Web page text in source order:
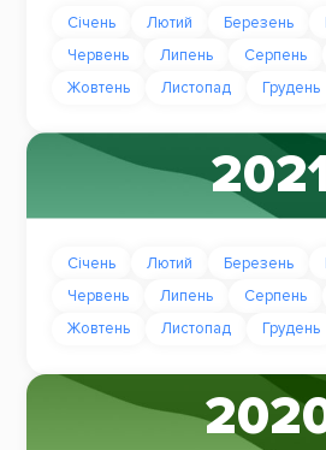
Січень Лютий Березень
Червень
Липень Серпень
Жовтень
Листопад Грудень
Січень Лютий Березень
Червень
Липень Серпень
Жовтень
Листопад Грудень